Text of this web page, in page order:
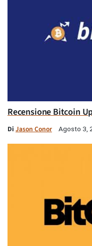
Recensione Bitcoin
Di Jason Conor Agosto 3,